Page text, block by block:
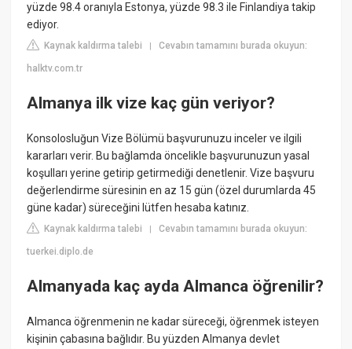
yüzde 98.4 oranıyla Estonya, yüzde 98.3 ile Finlandiya takip
ediyor.
Kaynak kaldırma talebi |Cevabın tamamını burada okuyun:
halktv.com.tr
Almanya ilk vize kaç gün veriyor?
Konsolosluğun Vize Bölümü başvurunuzu inceler ve ilgili
kararları verir. Bu bağlamda öncelikle başvurunuzun yasal
koşulları yerine getirip getirmediği denetlenir. Vize başvuru
değerlendirme süresinin en az 15 gün (özel durumlarda 45
güne kadar) süreceğini lütfen hesaba katınız.
Kaynak kaldırma talebi |Cevabın tamamını burada okuyun:
tuerkei.diplo.de
Almanyada kaç ayda Almanca öğrenilir?
Almanca öğrenmenin ne kadar süreceği, öğrenmek isteyen
kişinin çabasına bağlıdır. Bu yüzden Almanya devlet